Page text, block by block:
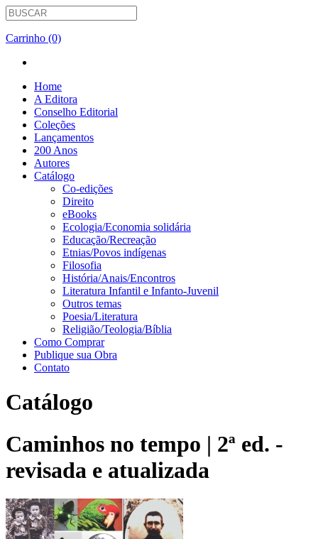
Carrinho (0)
Home
A Editora
Conselho Editorial
Coleções
Lançamentos
200 Anos
Autores
Catálogo
Co-edições
Direito
eBooks
Ecologia/Economia solidária
Educação/Recreação
Etnias/Povos indígenas
Filosofia
História/Anais/Encontros
Literatura Infantil e Infanto-Juvenil
Outros temas
Poesia/Literatura
Religião/Teologia/Bíblia
Como Comprar
Publique sua Obra
Contato
Catálogo
Caminhos no tempo | 2ª ed. -
revisada e atualizada